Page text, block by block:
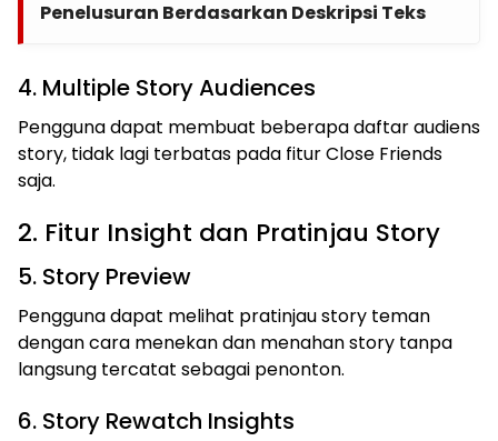
Penelusuran Berdasarkan Deskripsi Teks
4. Multiple Story Audiences
Pengguna dapat membuat beberapa daftar audiens
story, tidak lagi terbatas pada fitur Close Friends
saja.
2. Fitur Insight dan Pratinjau Story
5. Story Preview
Pengguna dapat melihat pratinjau story teman
dengan cara menekan dan menahan story tanpa
langsung tercatat sebagai penonton.
6. Story Rewatch Insights